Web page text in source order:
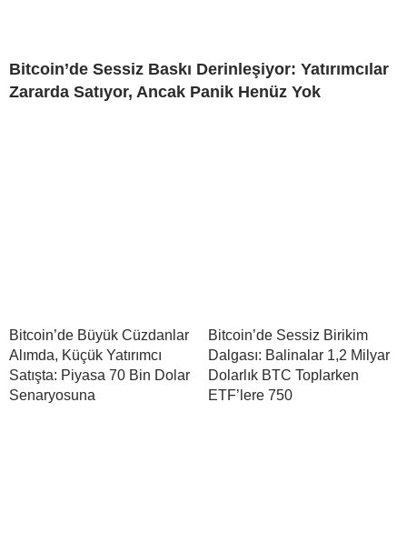
Bitcoin’de Sessiz Baskı Derinleşiyor: Yatırımcılar
Zararda Satıyor, Ancak Panik Henüz Yok
Bitcoin’de Büyük Cüzdanlar
Alımda, Küçük Yatırımcı
Satışta: Piyasa 70 Bin Dolar
Senaryosuna
Bitcoin’de Sessiz Birikim
Dalgası: Balinalar 1,2 Milyar
Dolarlık BTC Toplarken
ETF’lere 750